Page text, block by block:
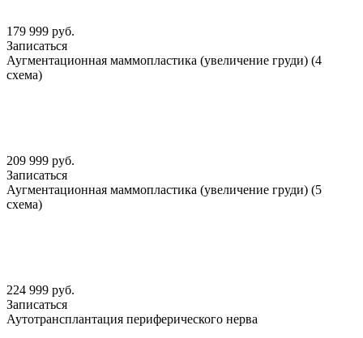
179 999 руб.
Записаться
Аугментационная маммопластика (увеличение груди) (4
схема)
209 999 руб.
Записаться
Аугментационная маммопластика (увеличение груди) (5
схема)
224 999 руб.
Записаться
Аутотрансплантация периферического нерва